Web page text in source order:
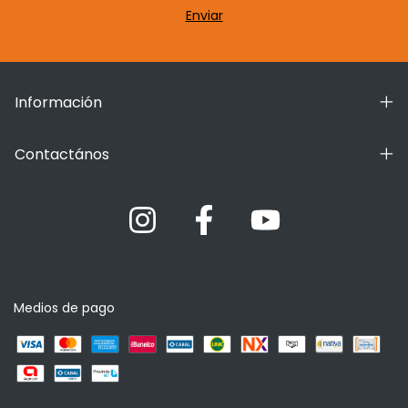
Información
Contactános
Medios de pago